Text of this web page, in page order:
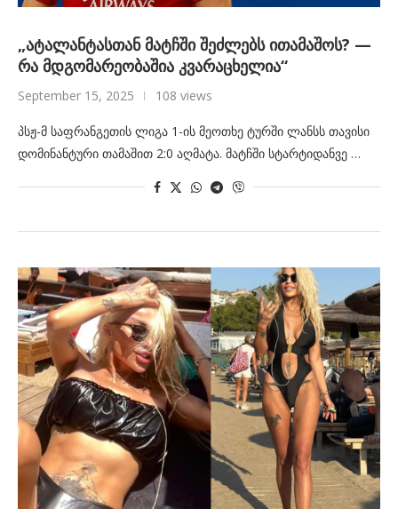
„ატალანტასთან მატჩში შეძლებს ითამაშოს? —
რა მდგომარეობაშია კვარაცხელია“
September 15, 2025 108 views
პსჟ-მ საფრანგეთის ლიგა 1-ის მეოთხე ტურში ლანსს თავისი
დომინანტური თამაშით 2:0 აღმატა. მატჩში სტარტიდანვე …